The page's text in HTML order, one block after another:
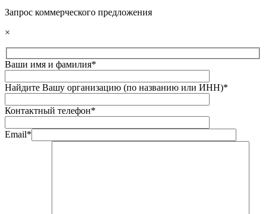
Запрос коммерческого предложения
×
Ваши имя и фамилия*
Найдите Вашу организацию (по названию или ИНН)*
Контактный телефон*
Email*